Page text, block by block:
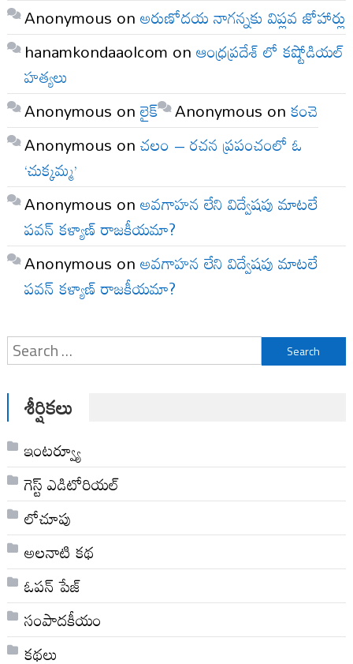
Anonymous onఅరుణోదయ నాగన్నకు విప్లవ జోహార్లు
hanamkondaaolcom onఆంధ్రప్రదేశ్ లో కష్టోడియల్
హత్యలు
Anonymous onలైక్ Anonymous onకంచె
Anonymous onచలం – రచన ప్రపంచంలో ఓ
‘చుక్కమ్మ’
Anonymous onఅవగాహన లేని విద్వేషపు మాటలే
పవన్ కళ్యాణ్ రాజకీయమా?
Anonymous onఅవగాహన లేని విద్వేషపు మాటలే
పవన్ కళ్యాణ్ రాజకీయమా?
Search
for:
శీర్షికలు
ఇంటర్వ్యూ
గెస్ట్ ఎడిటోరియల్
లోచూపు
అల‌నాటి క‌థ‌
ఓపన్ పేజ్
సంపాదకీయం
కథలు